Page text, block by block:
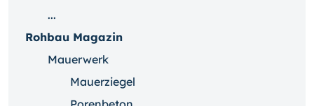
...
Rohbau Magazin
Mauerwerk
Mauerziegel